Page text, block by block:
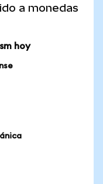
a monedas
hoy